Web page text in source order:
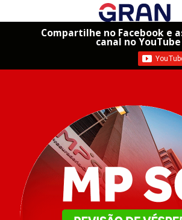
Compartilhe no Facebook e
canal no YouTube